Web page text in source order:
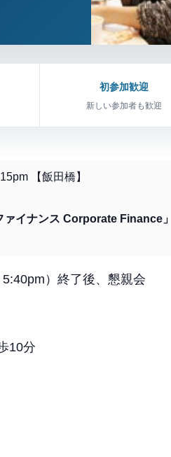
初参加歓迎
新しい参加者も歓迎
【飯田橋】
イナンス Corporate Finance」
）終了後、懇親会
10分